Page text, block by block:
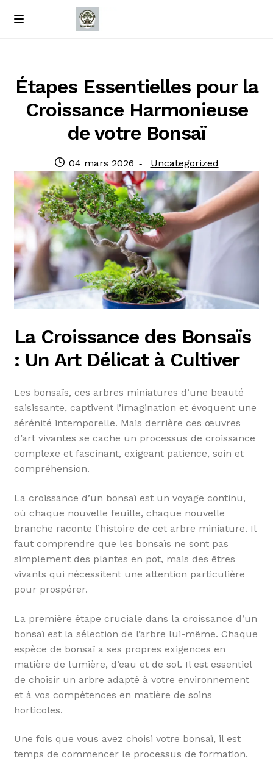
Passer
Passer
M
À propos de nous
Contact
Étapes Essentielles pour la
Croissance Harmonieuse
de votre Bonsaï
Publié
le
04 mars 2026
Catégorie
:
Uncategorized
La Croissance des Bonsaïs
: Un Art Délicat à Cultiver
Les bonsaïs, ces arbres miniatures d’une beauté
saisissante, captivent l’imagination et évoquent une
sérénité intemporelle. Mais derrière ces œuvres
d’art vivantes se cache un processus de croissance
complexe et fascinant, exigeant patience, soin et
compréhension.
La croissance d’un bonsaï est un voyage continu,
où chaque nouvelle feuille, chaque nouvelle
branche raconte l’histoire de cet arbre miniature. Il
faut comprendre que les bonsaïs ne sont pas
simplement des plantes en pot, mais des êtres
vivants qui nécessitent une attention particulière
pour prospérer.
La première étape cruciale dans la croissance d’un
bonsaï est la sélection de l’arbre lui-même. Chaque
espèce de bonsaï a ses propres exigences en
matière de lumière, d’eau et de sol. Il est essentiel
de choisir un arbre adapté à votre environnement
et à vos compétences en matière de soins
horticoles.
Une fois que vous avez choisi votre bonsaï, il est
temps de commencer le processus de formation.